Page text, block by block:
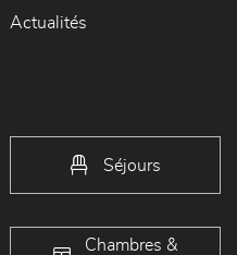
Actualités
Séjours
Chambres &